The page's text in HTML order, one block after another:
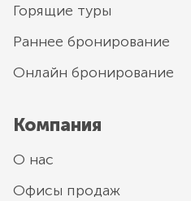
Горящие туры
Раннее бронирование
Онлайн бронирование
Компания
О нас
Офисы продаж